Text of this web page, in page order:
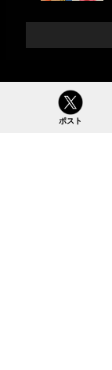
ポスト